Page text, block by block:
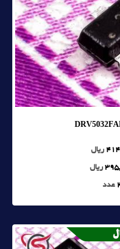
ریال
ریال
عدد